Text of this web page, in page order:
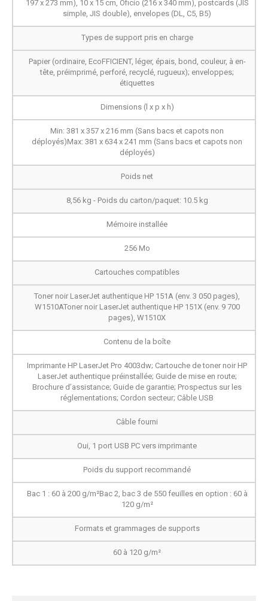
197 x 273 mm), 10 x 15 cm, Oficio (216 x 340 mm), postcards (JIS
simple, JIS double), envelopes (DL, C5, B5)
Types de support pris en charge
Papier (ordinaire, EcoFFICIENT, léger, épais, bond, couleur, à en-
tête, préimprimé, perforé, recyclé, rugueux); enveloppes;
étiquettes
Dimensions (l x p x h)
Min: 381 x 357 x 216 mm (Sans bacs et capots non
déployés)Max: 381 x 634 x 241 mm (Sans bacs et capots non
déployés)
Poids net
8,56 kg - Poids du carton/paquet: 10.5 kg
Mémoire installée
256 Mo
Cartouches compatibles
Toner noir LaserJet authentique HP 151A (env. 3 050 pages),
W1510AToner noir LaserJet authentique HP 151X (env. 9 700
pages), W1510X
Contenu de la boîte
Imprimante HP LaserJet Pro 4003dw; Cartouche de toner noir HP
LaserJet authentique préinstallée; Guide de mise en route;
Brochure d’assistance; Guide de garantie; Prospectus sur les
réglementations; Cordon secteur; Câble USB
Câble fourni
Oui, 1 port USB PC vers imprimante
Poids du support recommandé
Bac 1 : 60 à 200 g/m²Bac 2, bac 3 de 550 feuilles en option : 60 à
120 g/m²
Formats et grammages de supports
60 à 120 g/m²